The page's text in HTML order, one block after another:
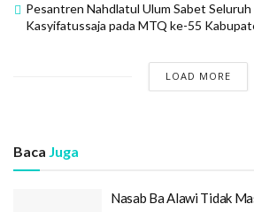
Pada saat NU melaksanakan
pada tahun 1952 tiga tokoh ulama
KH. Amin Djasuta serang, KH. Ayip
Banten.
Pesantren Nahdlatul Ulum Sabet Seluruh
Kasyifatussaja pada MTQ ke-55
LOAD MORE
Baca Juga
Nasab Ba Alawi Tidak